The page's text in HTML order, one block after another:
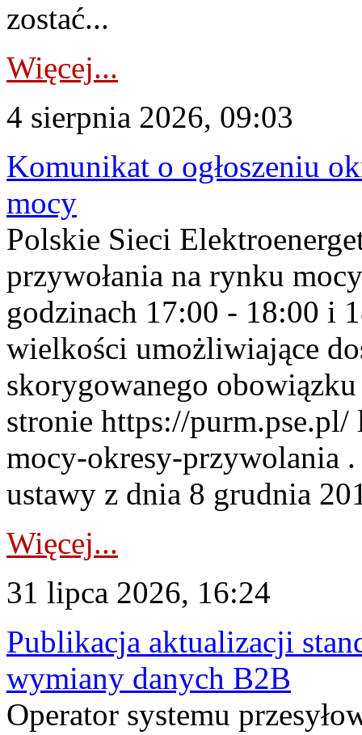
zostać...
Więcej...
4 sierpnia 2026, 09:03
Komunikat o ogłoszeniu
mocy
Polskie Sieci
przywołania na rynku
godzinach 17:00 - 18:00 i
wielkości umożliwiające
skorygowanego
stronie https://
mocy-okresy-przywolania
ustawy z dnia 8 grudnia
Więcej...
31 lipca 2026, 16:24
Publikacja aktualizacji
wymiany danych B2B
Operator systemu